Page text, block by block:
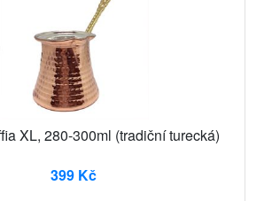
XL, 280-300ml (tradiční turecká)
399 Kč